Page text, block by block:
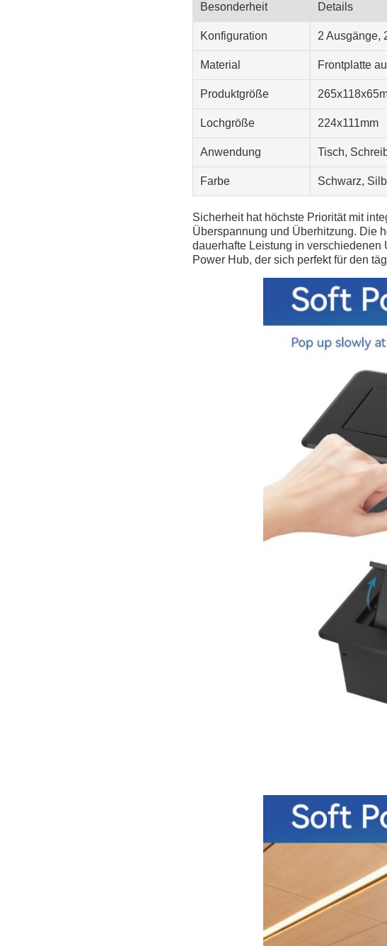
Besonderheit Details
Konfiguration 2 Ausgänge,
Material Frontplatte
Produktgröße
Lochgröße 224x111mm
Anwendung Tisch,
Farbe Schwarz,
Sicherheit hat höchste Priorität mit
Überspannung und Überhitzung. Die
dauerhafte Leistung in verschiedenen
Power Hub, der sich perfekt für den